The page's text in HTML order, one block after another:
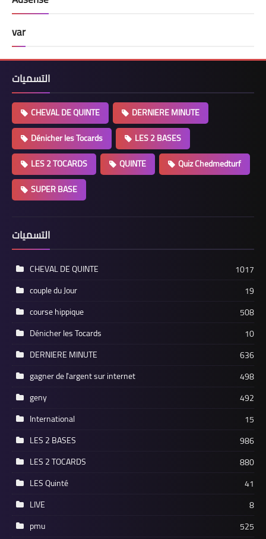
var
التسميات
CHEVAL DE QUINTE
DERNIERE MINUTE
Dénicher les Tocards
LES 2 BASES
LES 2 TOCARDS
QUINTE
Quiz Chedmedturf
SUPER BASE
التسميات
CHEVAL DE QUINTE
1017
couple du Jour
19
course hippique
508
Dénicher les Tocards
10
DERNIERE MINUTE
636
gagner de l'argent sur internet
498
geny
492
International
15
LES 2 BASES
986
LES 2 TOCARDS
880
LES Quinté
41
LIVE
8
pmu
525